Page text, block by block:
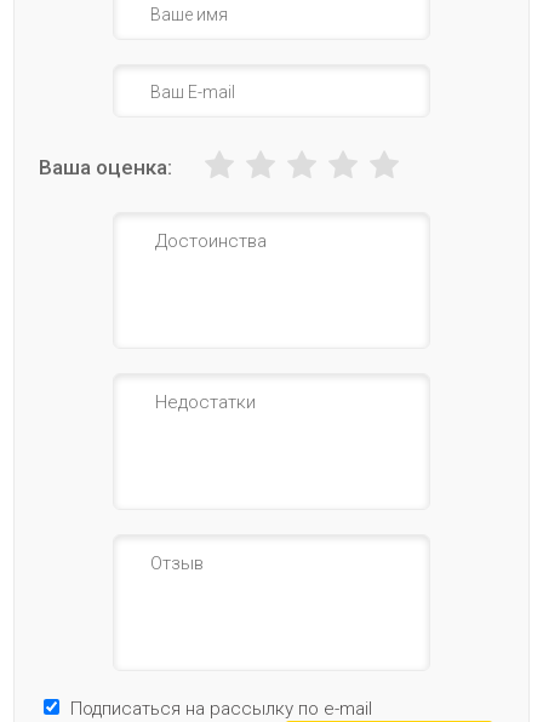
Ваша оценка:
Подписаться на рассылку по e-mail